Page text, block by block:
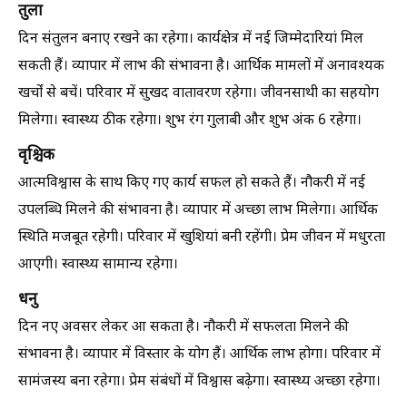
तुला
दिन संतुलन बनाए रखने का रहेगा। कार्यक्षेत्र में नई जिम्मेदारियां मिल
सकती हैं। व्यापार में लाभ की संभावना है। आर्थिक मामलों में अनावश्यक
खर्चों से बचें। परिवार में सुखद वातावरण रहेगा। जीवनसाथी का सहयोग
मिलेगा। स्वास्थ्य ठीक रहेगा। शुभ रंग गुलाबी और शुभ अंक 6 रहेगा।
वृश्चिक
आत्मविश्वास के साथ किए गए कार्य सफल हो सकते हैं। नौकरी में नई
उपलब्धि मिलने की संभावना है। व्यापार में अच्छा लाभ मिलेगा। आर्थिक
स्थिति मजबूत रहेगी। परिवार में खुशियां बनी रहेंगी। प्रेम जीवन में मधुरता
आएगी। स्वास्थ्य सामान्य रहेगा।
धनु
दिन नए अवसर लेकर आ सकता है। नौकरी में सफलता मिलने की
संभावना है। व्यापार में विस्तार के योग हैं। आर्थिक लाभ होगा। परिवार में
सामंजस्य बना रहेगा। प्रेम संबंधों में विश्वास बढ़ेगा। स्वास्थ्य अच्छा रहेगा।